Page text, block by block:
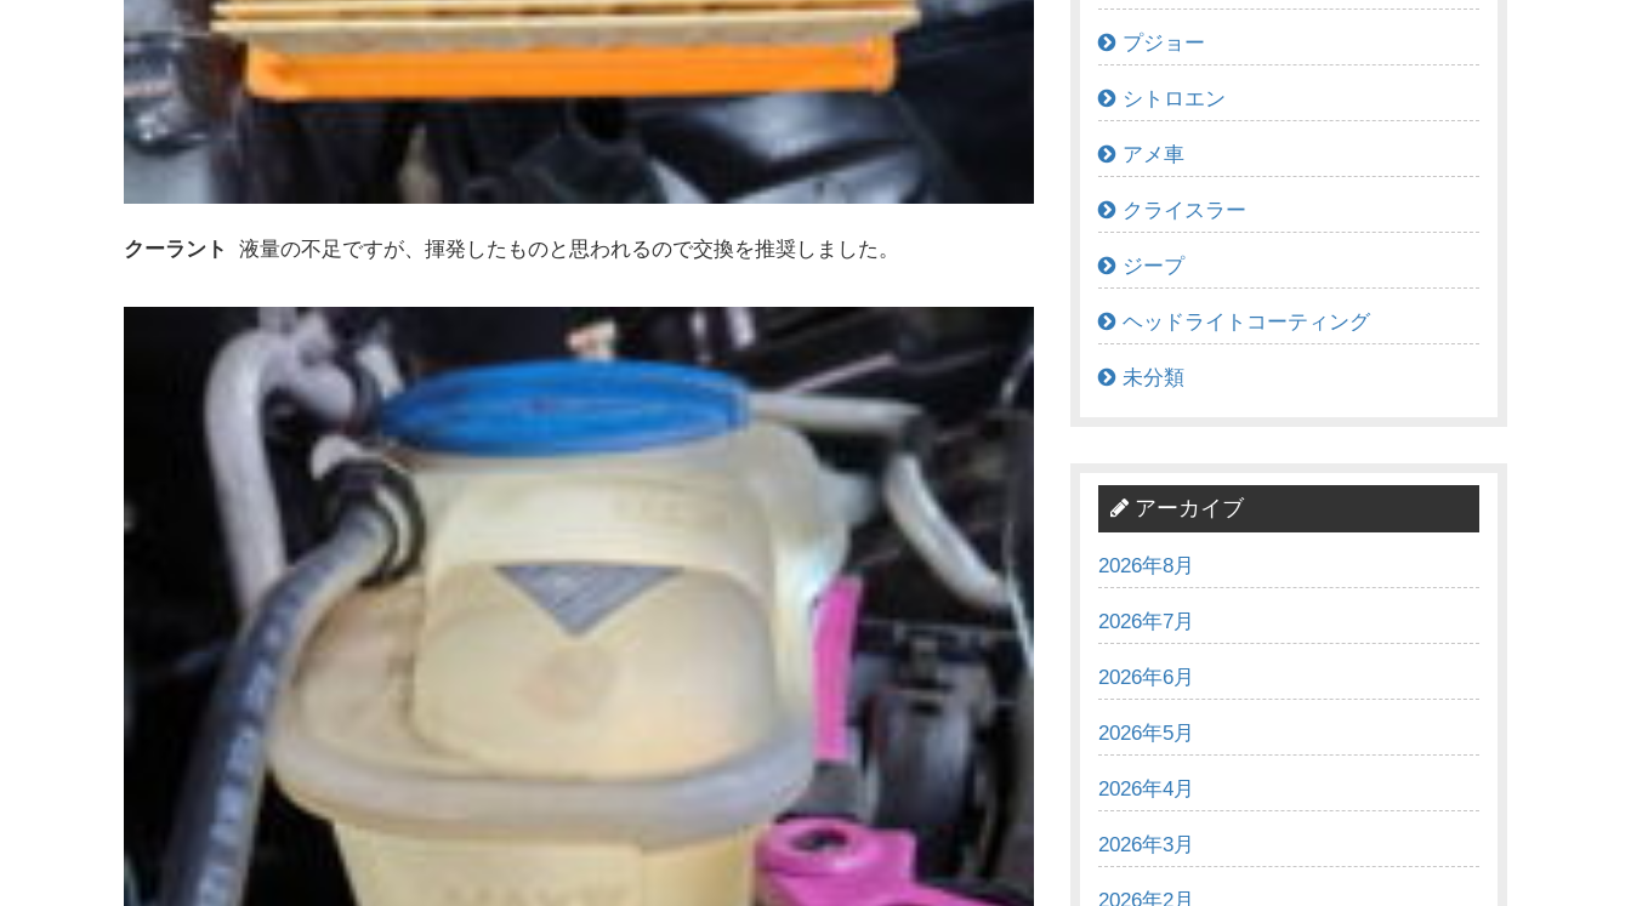
クーラント 液量の不足ですが、揮発したものと思われるので交換を推奨しました。
プジョー
シトロエン
アメ車
クライスラー
ジープ
ヘッドライトコーティング
未分類
アーカイブ
2026年8月
2026年7月
2026年6月
2026年5月
2026年4月
2026年3月
2026年2月